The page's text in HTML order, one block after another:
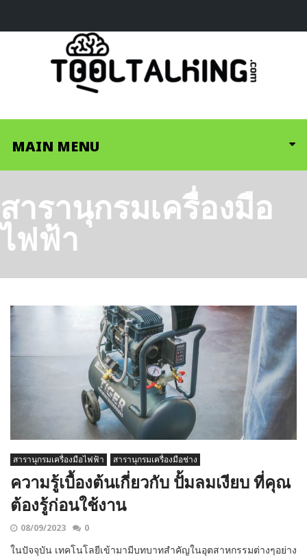
MAIN MENU
สารานุกรมเครื่องมือ
ไฟฟ้า
สารานุกรมเครื่องมือไฟฟ้า สารานุกรมเครื่องมือช่าง
ความรู้เบื้องต้นเกี่ยวกับ ปั้มลมเงียบ ที่คุณ
ต้องรู้ก่อนใช้งาน
08/09/2023 0
ในปัจจุบัน เทคโนโลยีเข้ามามีบทบาทสำคัญในอุตสาหกรรมต่างๆอย่าง